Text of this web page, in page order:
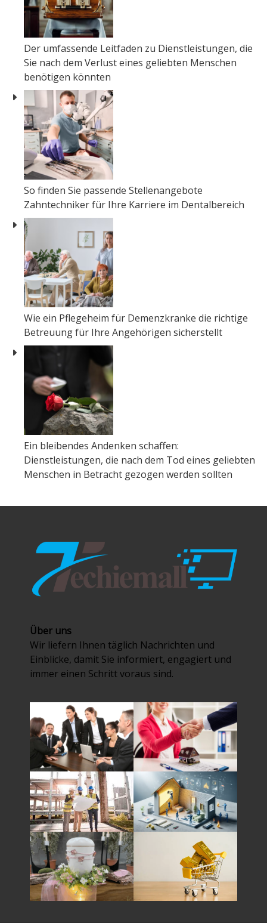
Der umfassende Leitfaden zu Dienstleistungen, die
Sie nach dem Verlust eines geliebten Menschen
benötigen könnten
So finden Sie passende Stellenangebote
Zahntechniker für Ihre Karriere im Dentalbereich
Wie ein Pflegeheim für Demenzkranke die richtige
Betreuung für Ihre Angehörigen sicherstellt
Ein bleibendes Andenken schaffen:
Dienstleistungen, die nach dem Tod eines geliebten
Menschen in Betracht gezogen werden sollten
Über uns
Wir liefern Ihnen täglich Nachrichten und
Einblicke, damit Sie informiert, engagiert und
immer einen Schritt voraus sind.